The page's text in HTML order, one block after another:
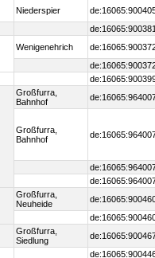
Niederspier
Wenigenehrich
Großfurra,
Bahnhof
Großfurra,
Bahnhof
Großfurra,
Neuheide
Großfurra,
Siedlung